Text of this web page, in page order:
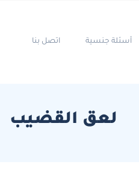
أسئلة جنسية اتصل بنا
لعق القضيب